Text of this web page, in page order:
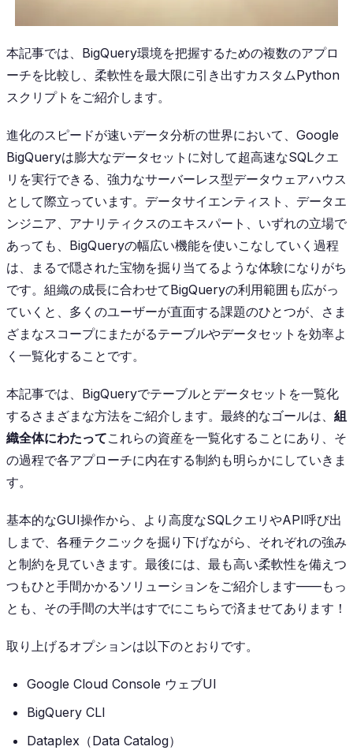
本記事では、BigQuery環境を把握するための複数のアプロ
ーチを比較し、柔軟性を最大限に引き出すカスタムPython
スクリプトをご紹介します。
進化のスピードが速いデータ分析の世界において、Google
BigQueryは膨大なデータセットに対して超高速なSQLクエ
リを実行できる、強力なサーバーレス型データウェアハウス
として際立っています。データサイエンティスト、データエ
ンジニア、アナリティクスのエキスパート、いずれの立場で
あっても、BigQueryの幅広い機能を使いこなしていく過程
は、まるで隠された宝物を掘り当てるような体験になりがち
です。組織の成長に合わせてBigQueryの利用範囲も広がっ
ていくと、多くのユーザーが直面する課題のひとつが、さま
ざまなスコープにまたがるテーブルやデータセットを効率よ
く一覧化することです。
本記事では、BigQueryでテーブルとデータセットを一覧化
するさまざまな方法をご紹介します。最終的なゴールは、 組
織全体にわたってこれらの資産を一覧化することにあり、そ
の過程で各アプローチに内在する制約も明らかにしていきま
す。
基本的なGUI操作から、より高度なSQLクエリやAPI呼び出
しまで、各種テクニックを掘り下げながら、それぞれの強み
と制約を見ていきます。最後には、最も高い柔軟性を備えつ
つもひと手間かかるソリューションをご紹介します——もっ
とも、その手間の大半はすでにこちらで済ませてあります！
取り上げるオプションは以下のとおりです。
Google Cloud Console ウェブUI
BigQuery CLI
Dataplex（Data Catalog）